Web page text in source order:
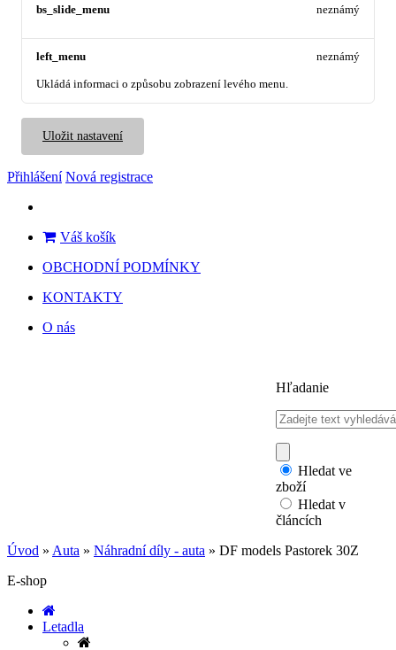
bs_slide_menu neznámý
left_menu
Ukládá informaci o způsobu zobrazení levého menu.
neznámý
Uložit nastavení
Přihlášení Nová registrace
Váš košík
OBCHODNÍ PODMÍNKY
KONTAKTY
O nás
Hľadanie
Hledat ve
zboží
Hledat v
článcích
Úvod » Auta » Náhradní díly - auta » DF models Pastorek 30Z
E-shop
Letadla